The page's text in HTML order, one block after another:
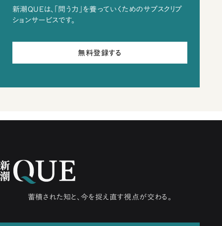
新潮QUEは、「問う力」を養っていくためのサブスクリプ
ションサービスです。
無料登録する
蓄積された知と、今を捉え直す視点が交わる。